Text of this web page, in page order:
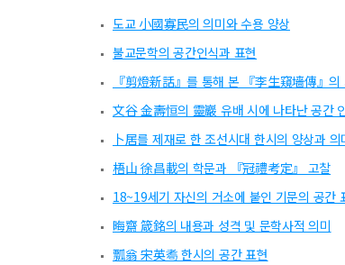
도교 小國寡民의 의미와 수용 양상
불교문학의 공간인식과 표현
『剪燈新話』를 통해 본 『李生窺墻傳』의
文谷 金壽恒의 靈巖 유배 시에 나타난 공간
卜居를 제재로 한 조선시대 한시의 양상과 의
梧山 徐昌載의 학문과 『冠禮考定』 고찰
18~19세기 자신의 거소에 붙인 기문의 공간
晦齋 箴銘의 내용과 성격 및 문학사적 의미
瓢翁 宋英耈 한시의 공간 표현